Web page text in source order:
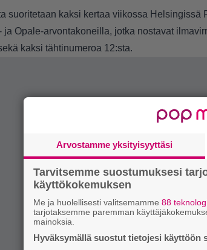
suoritetaan kaksi kertaa viikossa Helsingissä
ja Opale-arvontakoneilla, jotka nostavat
kaksi tähtinumeroa 12:sta.
Arvostamme yksityisyyttäsi
Tarvitsemme suostumuksesi
käyttökokemuksen
Me ja huolellisesti valitsemamme 88
tarjotaksemme paremman
mainoksia.
Hyväksymällä suostut tietojesi käyttöön